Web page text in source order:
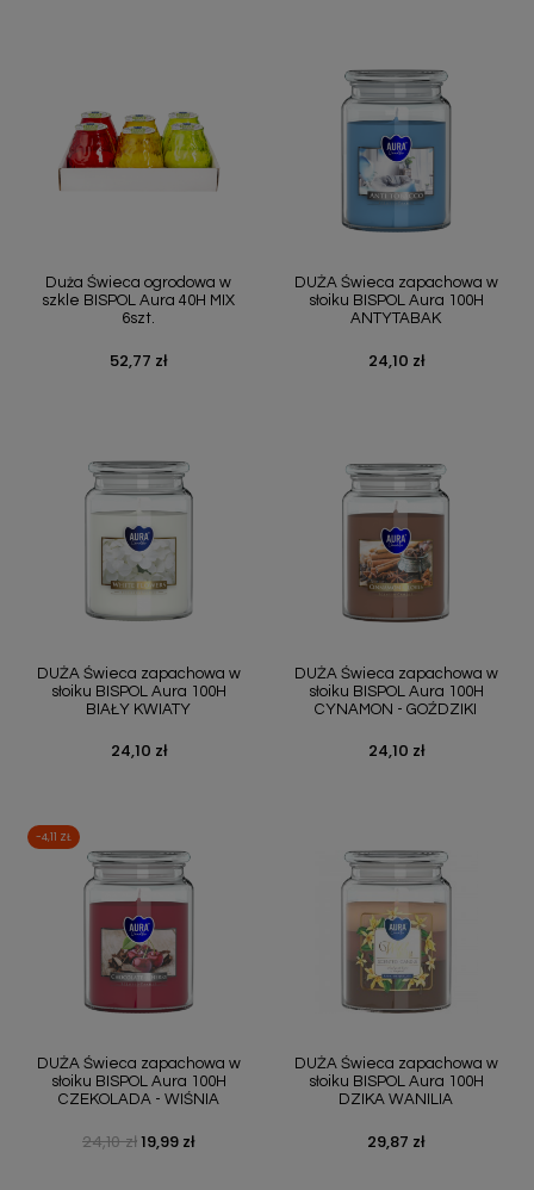
Duża Świeca ogrodowa w
szkle BISPOL Aura 40H MIX
6szt.
Cena
52,77 zł
DUŻA Świeca zapachowa w
słoiku BISPOL Aura 100H
ANTYTABAK
Cena
24,10 zł
DUŻA Świeca zapachowa w
słoiku BISPOL Aura 100H
BIAŁY KWIATY
Cena
24,10 zł
DUŻA Świeca zapachowa w
słoiku BISPOL Aura 100H
CYNAMON - GOŹDZIKI
Cena
24,10 zł
DUŻA Świeca zapachowa w
słoiku BISPOL Aura 100H
CZEKOLADA - WIŚNIA
Cena podstawowa
24,10 zł Cena
19,99 zł
-4,11 ZŁ
DUŻA Świeca zapachowa w
słoiku BISPOL Aura 100H
DZIKA WANILIA
Cena
29,87 zł